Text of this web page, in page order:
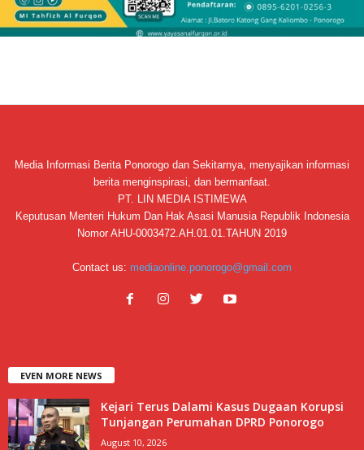
Media Informasi Berita Ponorogo dan Sekitarnya, menyajikan informasi
berita menginspirasi, dan bermanfaat.
PT. LIN MEDIA ISTIMEWA
Keputusan Menteri Hukum Dan Hak Asasi Manusia Republik Indonesia
Nomor AHU-0003472.AH.01.01.TAHUN 2019
Contact us: mediaonline.ponorogo@gmail.com
EVEN MORE NEWS
Kejari Terus Dalami Kasus Dugaan Korupsi
Tunjangan Perumahan DPRD Ponorogo
August 10, 2026